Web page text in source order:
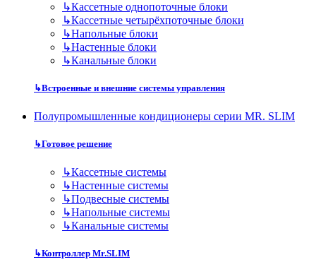
↳Кассетные однопоточные блоки
↳Кассетные четырёхпоточные блоки
↳Напольные блоки
↳Настенные блоки
↳Канальные блоки
↳Встроенные и внешние системы управления
Полупромышленные кондиционеры серии MR. SLIM
↳Готовое решение
↳Кассетные системы
↳Настенные системы
↳Подвесные системы
↳Напольные системы
↳Канальные системы
↳Контроллер Mr.SLIM